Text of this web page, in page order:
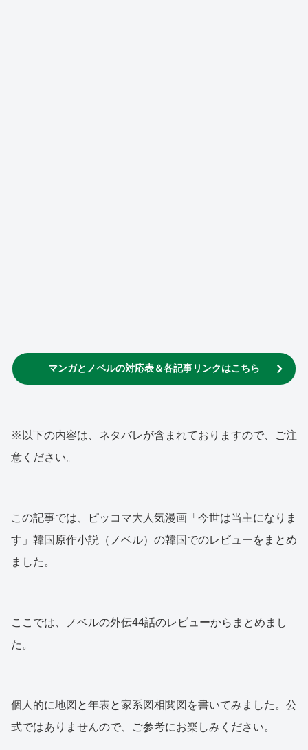
マンガとノベルの対応表＆各記事リンクはこちら
※以下の内容は、ネタバレが含まれておりますので、ご注
意ください。
この記事では、ピッコマ大人気漫画「今世は当主になりま
す」韓国原作小説（ノベル）の韓国でのレビューをまとめ
ました。
ここでは、ノベルの外伝44話のレビューからまとめまし
た。
個人的に地図と年表と家系図相関図を書いてみました。公
式ではありませんので、ご参考にお楽しみください。